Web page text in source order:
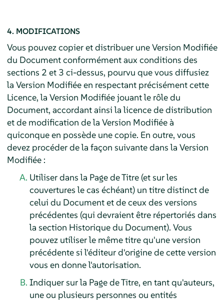
4. MODIFICATIONS
Vous pouvez copier et distribuer une Version Modifiée
du Document conformément aux conditions des
sections 2 et 3 ci-dessus, pourvu que vous diffusiez
la Version Modifiée en respectant précisément cette
Licence, la Version Modifiée jouant le rôle du
Document, accordant ainsi la licence de distribution
et de modification de la Version Modifiée à
quiconque en possède une copie. En outre, vous
devez procéder de la façon suivante dans la Version
Modifiée :
Utiliser dans la Page de Titre (et sur les
couvertures le cas échéant) un titre distinct de
celui du Document et de ceux des versions
précédentes (qui devraient être répertoriés dans
la section Historique du Document). Vous
pouvez utiliser le même titre qu'une version
précédente si l'éditeur d'origine de cette version
vous en donne l'autorisation.
Indiquer sur la Page de Titre, en tant qu'auteurs,
une ou plusieurs personnes ou entités